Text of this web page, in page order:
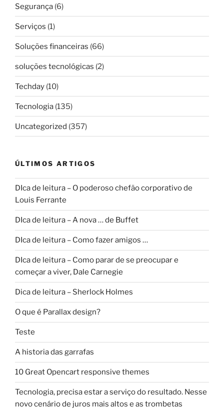
Segurança (6)
Serviços (1)
Soluções financeiras (66)
soluções tecnológicas (2)
Techday (10)
Tecnologia (135)
Uncategorized (357)
ÚLTIMOS ARTIGOS
DIca de leitura – O poderoso chefão corporativo de
Louis Ferrante
DIca de leitura – A nova … de Buffet
DIca de leitura – Como fazer amigos …
DIca de leitura – Como parar de se preocupar e
começar a viver, Dale Carnegie
Dica de leitura – Sherlock Holmes
O que é Parallax design?
Teste
A historia das garrafas
10 Great Opencart responsive themes
Tecnologia, precisa estar a serviço do resultado. Nesse
novo cenário de juros mais altos e as trombetas